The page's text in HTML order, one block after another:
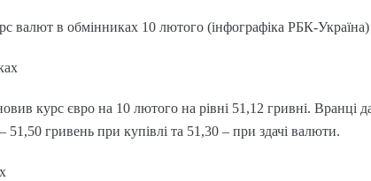
валют в обмінниках 10 лютого (інфографіка РБК-Україна)
курс євро на 10 лютого на рівні 51,12 гривні. Вранці
гривень при купівлі та 51,30 – при здачі валюти.